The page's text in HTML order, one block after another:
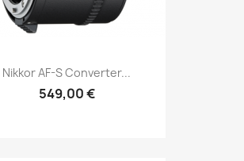
Nikkor AF-S Converter...
549,00 €